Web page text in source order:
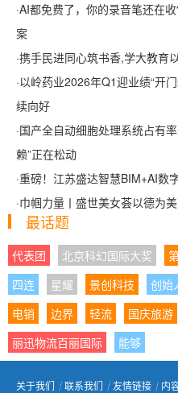
·AI都免费了，你的录音笔还在
案
·携手民进同心筑书香,学大教育
·以岭药业2026年Q1迎业绩“开
续向好
·国产全自动细胞处理系统占有
赖”正在松动
·重磅！江苏盛达智慧BIM+AI数
·巾帼力量丨盛世美女荟以德为
最话题
代表团 北京科幻国际大奖
四连
星耀 景创科技 创始
电销
边界 轻流 国庆旅游
丽迅物流百丽国际
能够
关于我们 ┊ 联系我们 ┊ 友情链接 ┊ 内